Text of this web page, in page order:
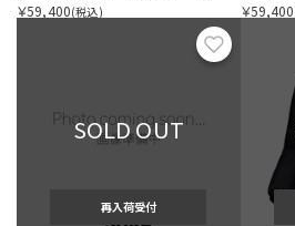
￥59,400(税込)
￥59,400
お気に入り
SOLD OUT
再入荷受付